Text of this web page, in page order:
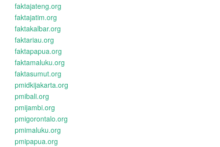
faktajateng.org
faktajatim.org
faktakalbar.org
faktariau.org
faktapapua.org
faktamaluku.org
faktasumut.org
pmidkijakarta.org
pmibali.org
pmijambi.org
pmigorontalo.org
pmimaluku.org
pmipapua.org